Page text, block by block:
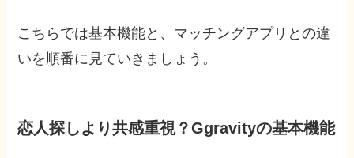
こちらでは基本機能と、マッチングアプリとの違
いを順番に見ていきましょう。
恋人探しより共感重視？Ggravityの基本機能